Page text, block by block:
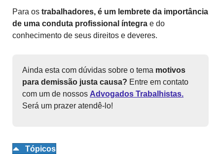
Para os trabalhadores, é um lembrete da importância
de uma conduta profissional íntegra e do
conhecimento de seus direitos e deveres.
Ainda esta com dúvidas sobre o tema motivos
para demissão justa causa? Entre em contato
com um de nossos Advogados Trabalhistas.
Será um prazer atendê-lo!
Tópicos